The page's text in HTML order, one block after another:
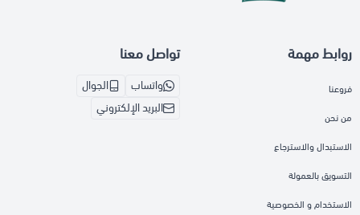
روابط مهمة
فروعنا
من نحن
الاستبدال والاسترجاع
التسويق بالعمولة
الاستخدام و الخصوصية
تواصل معنا
واتساب
الجوال
البريد الإلكتروني